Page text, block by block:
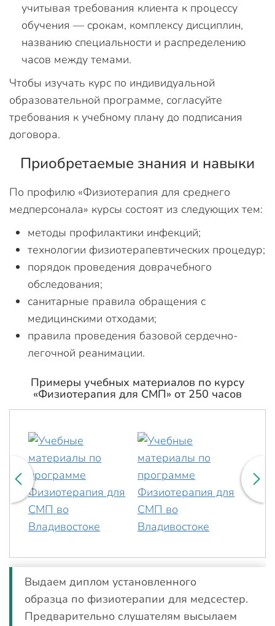
учитывая требования клиента к процессу
обучения — срокам, комплексу дисциплин,
названию специальности и распределению
часов между темами.
Чтобы изучать курс по индивидуальной
образовательной программе, согласуйте
требования к учебному плану до подписания
договора.
Приобретаемые знания и навыки
По профилю «Физиотерапия для среднего
медперсонала» курсы состоят из следующих тем:
методы профилактики инфекций;
технологии физиотерапевтических процедур;
порядок проведения доврачебного
обследования;
санитарные правила обращения с
медицинскими отходами;
правила проведения базовой сердечно-
легочной реанимации.
Примеры учебных материалов по курсу
«Физиотерапия для СМП» от 250 часов
Выдаем диплом установленного
образца по физиотерапии для медсестер.
Предварительно слушателям высылаем